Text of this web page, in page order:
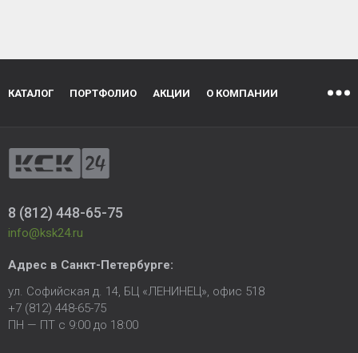
КАТАЛОГ ПОРТФОЛИО АКЦИИ О КОМПАНИИ
8 (812) 448-65-75
info@ksk24.ru
Адрес в Санкт-Петербурге:
ул. Софийская д. 14, БЦ «ЛЕНИНЕЦ», офис 518
+7 (812) 448-65-75
ПН — ПТ с 9:00 до 18:00